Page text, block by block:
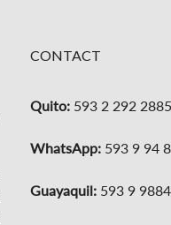
CONTACT
Quito: 593 2 292
WhatsApp: 593 9 94
Guayaquil: 593 9